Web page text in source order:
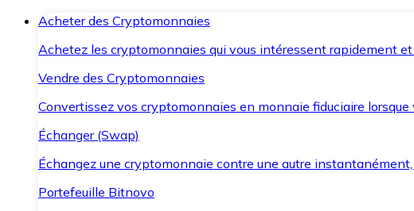
Acheter des Cryptomonnaies
Achetez les cryptomonnaies qui vous intéressent rapidement
Vendre des Cryptomonnaies
Convertissez vos cryptomonnaies en monnaie fiduciaire lorsque
Échanger (Swap)
Échangez une cryptomonnaie contre une autre
Portefeuille Bitnovo